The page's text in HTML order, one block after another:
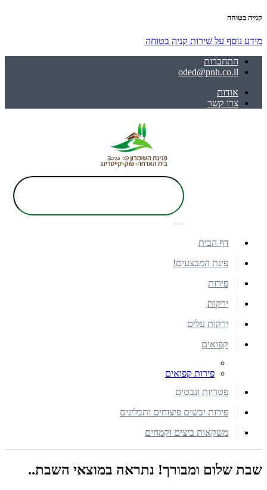
קנייה בטוחה
מידע נוסף על שירות קניה בטוחה
התחברות
oded@pnh.co.il
אודות
צרו קשר
דף הבית
פינת המבצעים!
פירות
ירקות
ירקות עלים
קפואים
פירות קפואים
פטריות ונבטים
פירות יבשים פיצוחים ותבלינים
משקאות ביצים וקמחים
שבת שלום ומבורך! נתראה במוצאי השבת..